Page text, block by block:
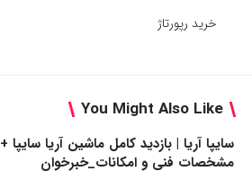
خرید رپورتاژ
You Might Also Like
سایپا آریا | بازدید کامل ماشین آریا سایپا +
مشخصات فنی و امکانات_خبرخوان